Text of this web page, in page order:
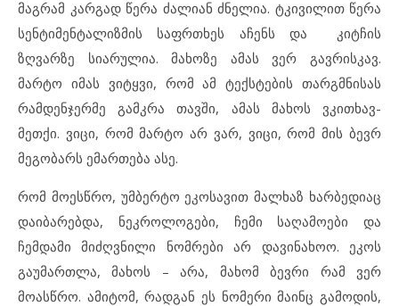
მაგრამ კარგად წერა ძალიან ძნელია. ტკივილით წერა
სენტიმენტალიზმის საფრთხეს აჩენს და კიტჩის
ზღვარზე სიარულია. მახოზე ამას ვერ გავრისკავ.
მარტო იმას ვიტყვი, რომ ამ ტექსტების თარგმნისას
რამდენჯერმე გამკრა თავში, ამას მახოს ვკითხავ-
მეთქი. ვიცი, რომ მარტო არ ვარ, ვიცი, რომ მის ბევრ
მეგობარს ემართება ასე.
რომ მოესწრო, უმბერტო ეკოსავით მალხაზ ხარბედიაც
დაიბარებდა, ნეკროლოგები, ჩემი საღამოები და
ჩემდამი მიძღვნილი ნომრები არ დავინახოო. ეკოს
გაუმართლა, მახოს – არა, მახომ ბევრი რამ ვერ
მოასწრო. ამიტომ, რადგან ეს ნომერი მაინც გამოდის,